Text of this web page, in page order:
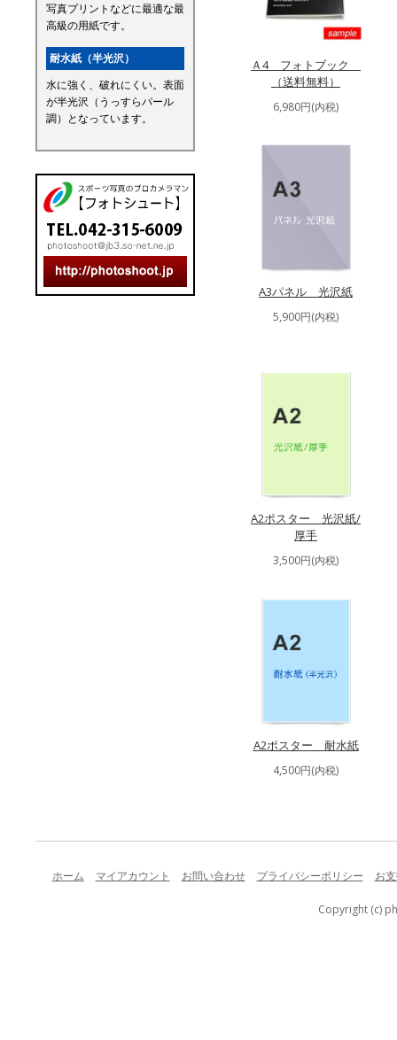
Ａ4 フォトブック
（送料無料）
6,980円(内税)
A3パネル 光沢紙
5,900円(内税)
A2ポスター 光沢紙/
厚手
3,500円(内税)
A2ポスター 耐水紙
4,500円(内税)
写真プリントなどに最適な最
高級の用紙です。
耐水紙（半光沢）
水に強く、破れにくい。表面
が半光沢（うっすらパール
調）となっています。
ホーム マイアカウント お問い合わせ プライバシーポリシー お
Copyright (c)